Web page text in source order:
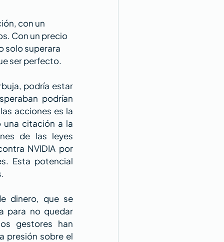
con un
Con un precio
solo superara
ser perfecto.
podría estar
podrían
acciones es la
una citación a la
de las leyes
NVIDIA por
Esta potencial
dinero, que se
para no quedar
gestores han
presión sobre el